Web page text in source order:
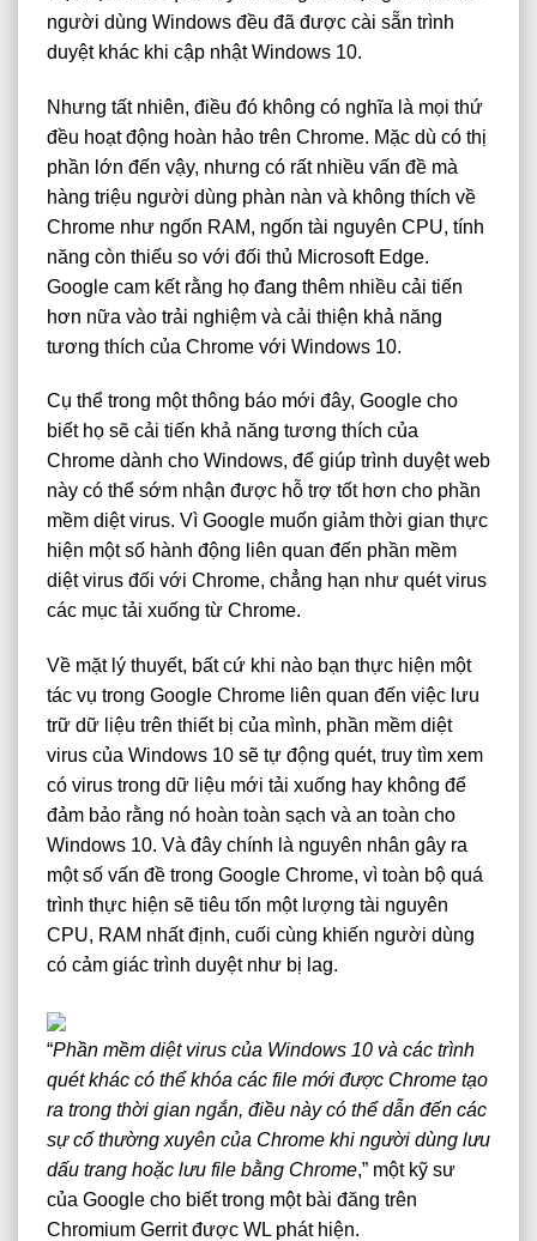
người dùng Windows đều đã được cài sẵn trình
duyệt khác khi cập nhật Windows 10.
Nhưng tất nhiên, điều đó không có nghĩa là mọi thứ
đều hoạt động hoàn hảo trên Chrome. Mặc dù có thị
phần lớn đến vậy, nhưng có rất nhiều vấn đề mà
hàng triệu người dùng phàn nàn và không thích về
Chrome như ngốn RAM, ngốn tài nguyên CPU, tính
năng còn thiếu so với đối thủ Microsoft Edge.
Google cam kết rằng họ đang thêm nhiều cải tiến
hơn nữa vào trải nghiệm và cải thiện khả năng
tương thích của Chrome với Windows 10.
Cụ thể trong một thông báo mới đây, Google cho
biết họ sẽ cải tiến khả năng tương thích của
Chrome dành cho Windows, để giúp trình duyệt web
này có thể sớm nhận được hỗ trợ tốt hơn cho phần
mềm diệt virus. Vì Google muốn giảm thời gian thực
hiện một số hành động liên quan đến phần mềm
diệt virus đối với Chrome, chẳng hạn như quét virus
các mục tải xuống từ Chrome.
Về mặt lý thuyết, bất cứ khi nào bạn thực hiện một
tác vụ trong Google Chrome liên quan đến việc lưu
trữ dữ liệu trên thiết bị của mình, phần mềm diệt
virus của Windows 10 sẽ tự động quét, truy tìm xem
có virus trong dữ liệu mới tải xuống hay không để
đảm bảo rằng nó hoàn toàn sạch và an toàn cho
Windows 10. Và đây chính là nguyên nhân gây ra
một số vấn đề trong Google Chrome, vì toàn bộ quá
trình thực hiện sẽ tiêu tốn một lượng tài nguyên
CPU, RAM nhất định, cuối cùng khiến người dùng
có cảm giác trình duyệt như bị lag.
“Phần mềm diệt virus của Windows 10 và các trình
quét khác có thể khóa các file mới được Chrome tạo
ra trong thời gian ngắn, điều này có thể dẫn đến các
sự cố thường xuyên của Chrome khi người dùng lưu
dấu trang hoặc lưu file bằng Chrome,” một kỹ sư
của Google cho biết trong một bài đăng trên
Chromium Gerritđược WL phát hiện.